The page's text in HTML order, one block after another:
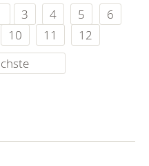
3 4 5
6
10 11
12